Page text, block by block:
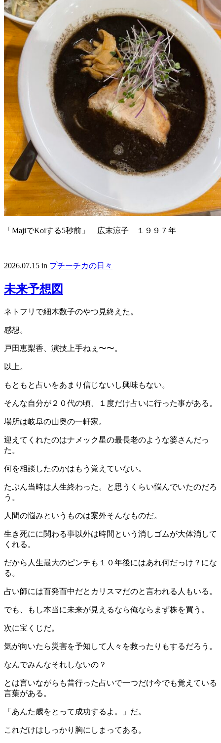
「MajiでKoiする5秒前」 広末涼子 １９９７年
2026.07.15 in プチーチカの日々
未来予想図
ネトフリで細木数子のやつ見終えた。
感想。
戸田恵梨香、演技上手ねぇ〜〜。
以上。
もともと占いをあまり信じないし興味もない。
そんな自分が２０代の頃、１度だけ占いに行った事がある。
場所は岐阜の山奥の一軒家。
迎えてくれたのはナメック星の最長老のような婆さんだっ
た。
何を相談したのかはもう覚えていない。
たぶん当時は人生終わった。と思うくらい悩んでいたのだろ
う。
人間の悩みというものは案外そんなものだ。
生き死にに関わる事以外は時間という消しゴムが大体消して
くれる。
だから人生最大のピンチも１０年後にはあれ何だっけ？にな
る。
占い師には百発百中だとカリスマだのと言われる人もいる。
でも、もし本当に未来が見えるなら俺ならまず株を買う。
次に宝くじだ。
気が向いたら災害を予知して人々を救ったりもするだろう。
なんでみんなそれしないの？
とは言いながらも昔行った占いで一つだけ今でも覚えている
言葉がある。
「あんた歳をとって成功するよ。」だ。
これだけはしっかり胸にしまってある。